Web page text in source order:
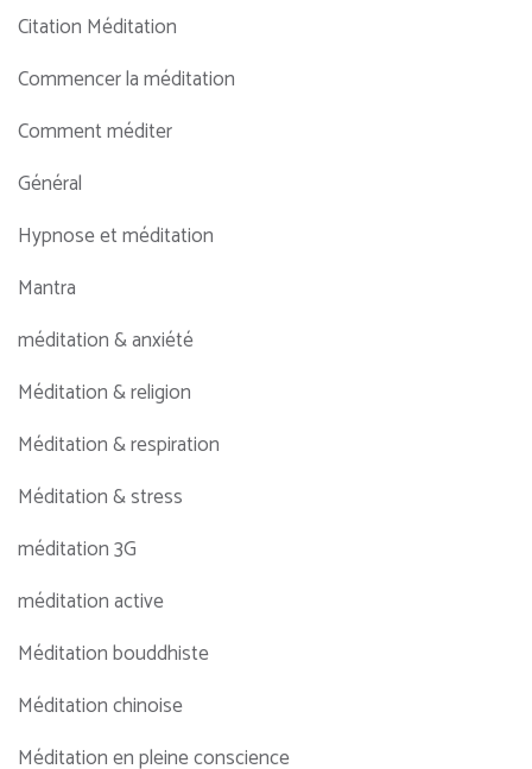
Citation Méditation
Commencer la méditation
Comment méditer
Général
Hypnose et méditation
Mantra
méditation & anxiété
Méditation & religion
Méditation & respiration
Méditation & stress
méditation 3G
méditation active
Méditation bouddhiste
Méditation chinoise
Méditation en pleine conscience